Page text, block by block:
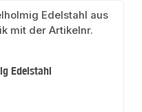
Edelstahl